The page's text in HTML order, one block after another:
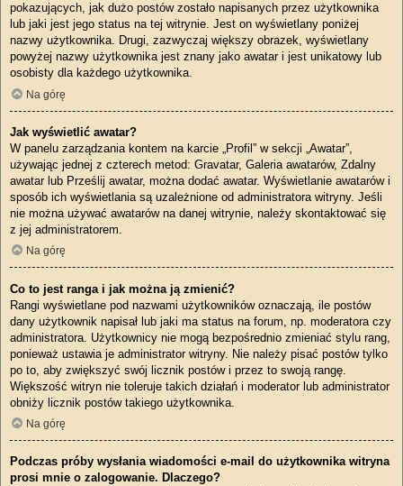
pokazujących, jak dużo postów zostało napisanych przez użytkownika
lub jaki jest jego status na tej witrynie. Jest on wyświetlany poniżej
nazwy użytkownika. Drugi, zazwyczaj większy obrazek, wyświetlany
powyżej nazwy użytkownika jest znany jako awatar i jest unikatowy lub
osobisty dla każdego użytkownika.
Na górę
Jak wyświetlić awatar?
W panelu zarządzania kontem na karcie „Profil” w sekcji „Awatar”,
używając jednej z czterech metod: Gravatar, Galeria awatarów, Zdalny
awatar lub Prześlij awatar, można dodać awatar. Wyświetlanie awatarów i
sposób ich wyświetlania są uzależnione od administratora witryny. Jeśli
nie można używać awatarów na danej witrynie, należy skontaktować się
z jej administratorem.
Na górę
Co to jest ranga i jak można ją zmienić?
Rangi wyświetlane pod nazwami użytkowników oznaczają, ile postów
dany użytkownik napisał lub jaki ma status na forum, np. moderatora czy
administratora. Użytkownicy nie mogą bezpośrednio zmieniać stylu rang,
ponieważ ustawia je administrator witryny. Nie należy pisać postów tylko
po to, aby zwiększyć swój licznik postów i przez to swoją rangę.
Większość witryn nie toleruje takich działań i moderator lub administrator
obniży licznik postów takiego użytkownika.
Na górę
Podczas próby wysłania wiadomości e-mail do użytkownika witryna
prosi mnie o zalogowanie. Dlaczego?